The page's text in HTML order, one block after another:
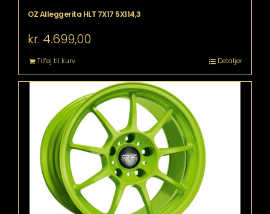
OZ Alleggerita HLT 7X17 5X114,3
kr. 4.699,00
Tilføj til kurv Detaljer